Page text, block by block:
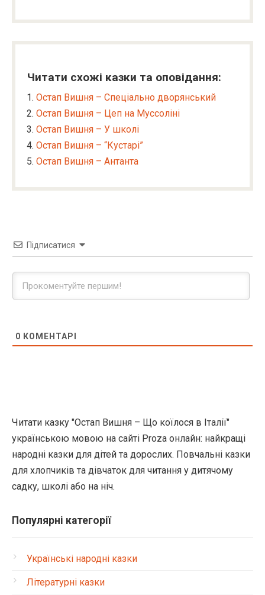
Читати схожі казки та оповідання:
Остап Вишня – Спеціально дворянський
Остап Вишня – Цеп на Муссоліні
Остап Вишня – У школі
Остап Вишня – “Кустарі”
Остап Вишня – Антанта
Підписатися
0 КОМЕНТАРІ
Читати казку "Остап Вишня – Що коїлося в Італії"
українською мовою на сайті Proza онлайн: найкращі
народні казки для дітей та дорослих. Повчальні казки
для хлопчиків та дівчаток для читання у дитячому
садку, школі або на ніч.
Популярні категорії
Українські народні казки
Літературні казки